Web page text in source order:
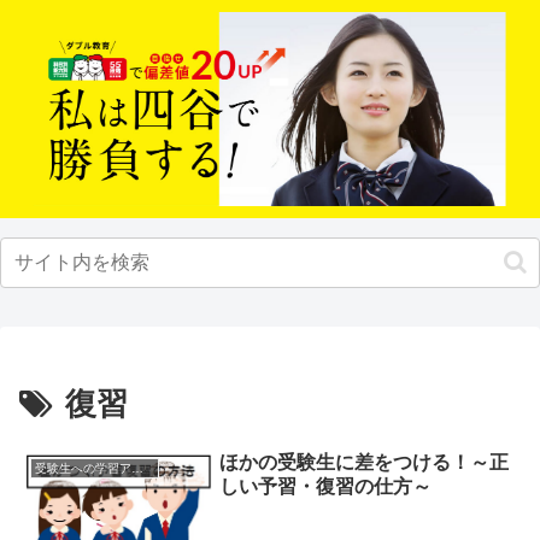
復習
受験生への学習アドバイス
ほかの受験生に差をつける！～正
しい予習・復習の仕方～